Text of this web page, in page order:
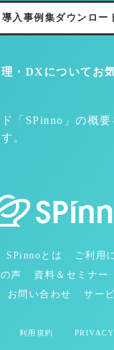
・DXについて お
「SPinno」の概要
。
導入事例集ダウンロー
SPinnoとは
ご利用
声
資料＆セミナー
お問い合わせ サー
利用規約